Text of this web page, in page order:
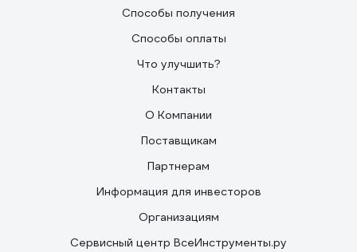
Способы получения
Способы оплаты
Что улучшить?
Контакты
О Компании
Поставщикам
Партнерам
Информация для инвесторов
Организациям
Сервисный центр ВсеИнструменты.ру